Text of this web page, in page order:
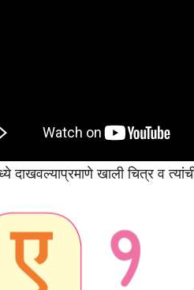
दाखवल्याप्रमाणे खाली चित्र व